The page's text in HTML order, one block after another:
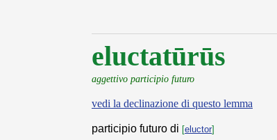
eluctatūrūs
aggettivo participio futuro
vedi la declinazione di questo lemma
participio futuro di [eluctor]